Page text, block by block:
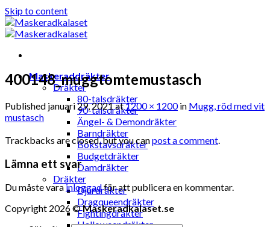
Skip to content
Maskeraddräkter
Dräkter
80-talsdräkter
90-talsdräkter
Ängel- & Demondräkter
Barndräkter
Bokstavsdräkter
Budgetdräkter
Damdräkter
Dräkter
Djurdräkter
Dragqueendräkter
Fightingdräkter
Halloweendräkter
400148_muggtomtemustasch
Published januari 29, 2021at1200 × 1200in Mugg, röd med vit
mustasch
Trackbacks are closed, but you canpost a comment.
Lämna ett svar
Du måste varainloggadför att publicera en kommentar.
Copyright 2026 ©Maskeradkalaset.se